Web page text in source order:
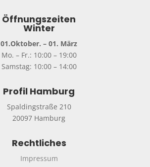
Öffnungszeiten
Winter
01.Oktober. – 01. März
Mo. – Fr.: 10:00 – 19:00
Samstag: 10:00 – 14:00
Profil Hamburg
Spaldingstraße 210
20097 Hamburg
Rechtliches
Impressum